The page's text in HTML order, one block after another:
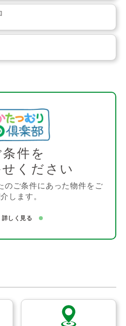
条件を
ください
のご条件にあった物件をご
します。
詳しく見る